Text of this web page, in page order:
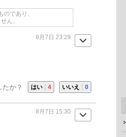
であり、
ん。
8月7日 23:29
か？ はい 4 いいえ 0
8月7日 15:30